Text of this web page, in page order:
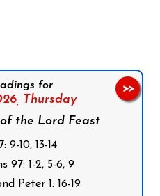
for
Thursday
the Lord Feast
9-10, 13-14
97: 1-2, 5-6, 9
Peter 1: 16-19
>>